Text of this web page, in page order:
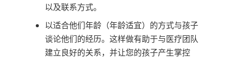
以及联系方式。
以适合他们年龄（年龄适宜）的方式与孩子
谈论他们的经历。这样做有助于与医疗团队
建立良好的关系，并让您的孩子产生掌控